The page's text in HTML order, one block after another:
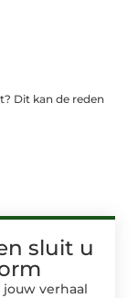
Dit kan de reden
sluit u
verhaal